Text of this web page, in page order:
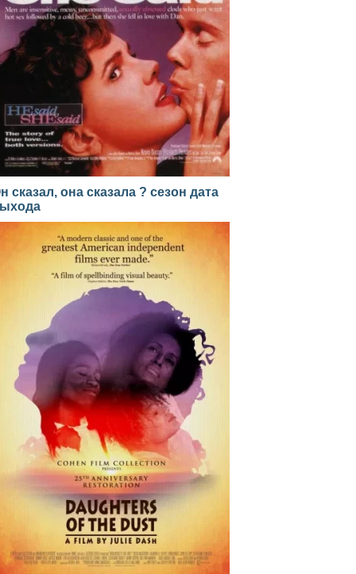
сказал, она сказала ? сезон дата